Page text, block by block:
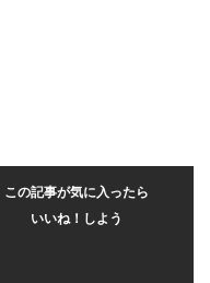
この記事が気に入ったら
いいね！しよう